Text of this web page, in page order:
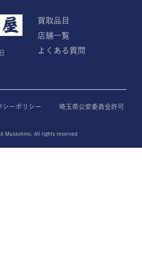
買取品目
店舗一覧
よくある質問
シーポリシー
埼玉県公安委員会許可
Musashino. All rights reserved